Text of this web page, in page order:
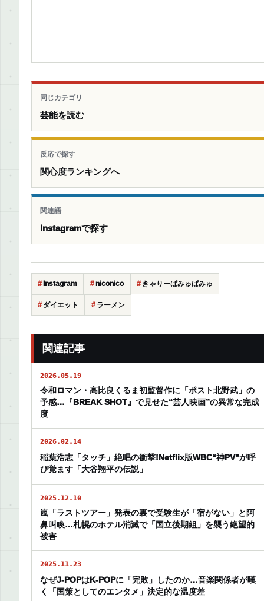
同じカテゴリ
芸能を読む
反応で探す
関心度ランキングへ
関連語
Instagramで探す
Instagram niconico きゃりーぱみゅぱみゅ
ダイエット ラーメン
関連記事
2026.05.19
令和ロマン・高比良くるま初監督作に「ポスト北野武」の
予感…『BREAK SHOT』で見せた“芸人映画”の異常な完成
度
2026.02.14
稲葉浩志「タッチ」絶唱の衝撃!Netflix版WBC“神PV”が呼
び覚ます「大谷翔平の伝説」
2025.12.10
嵐「ラストツアー」発表の裏で受験生が「宿がない」と阿
鼻叫喚…札幌のホテル消滅で「国立後期組」を襲う絶望的
被害
2025.11.23
なぜJ-POPはK-POPに「完敗」したのか…音楽関係者が嘆
く「国策としてのエンタメ」決定的な温度差